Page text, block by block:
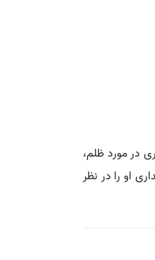
در مورد ظلم،
او را در نظر